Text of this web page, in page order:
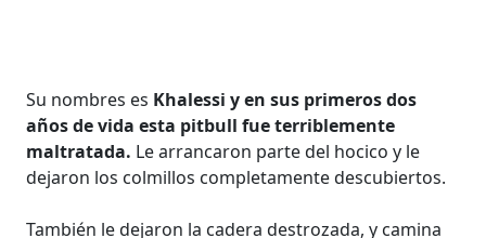
Su nombres es Khalessi y en sus primeros dos
años de vida esta pitbull fue terriblemente
maltratada. Le arrancaron parte del hocico y le
dejaron los colmillos completamente descubiertos.
También le dejaron la cadera destrozada, y camina